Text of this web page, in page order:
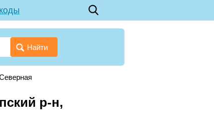
Найти
р-н,